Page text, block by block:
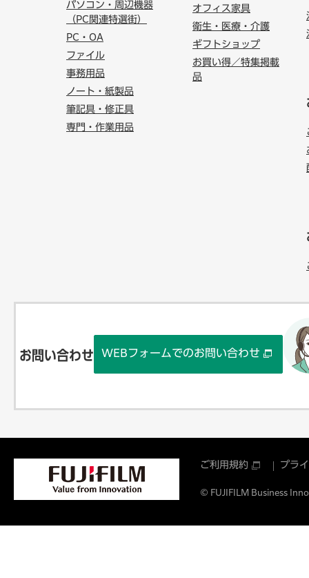
パソコン・周辺機器
（PC関連特選街）
PC・OA
ファイル
事務用品
ノート・紙製品
筆記具・修正具
専門・作業用品
オフィス家具
衛生・医療・介護
ギフトショップ
お買い得／特集掲載
品
お問い合わせ WEBフォームでのお問い合わせ
ご利用規約 プラ
© FUJIFILM Business